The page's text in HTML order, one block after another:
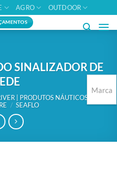
AGRO OUTDOOR
SINALIZADOR DE
| PRODUTOS NÁUTICOS E
/ SEAFLO
Marca